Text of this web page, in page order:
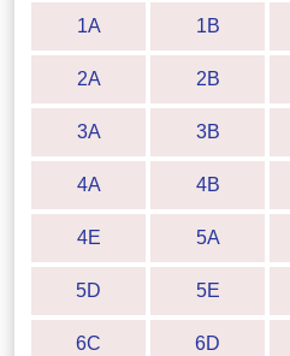
1A 1B
2A 2B
3A 3B
4A 4B
4E 5A
5D 5E
6C 6D